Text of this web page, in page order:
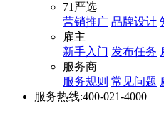
71严选
营销推广 品牌设计
雇主
新手入门 发布任务
服务商
服务规则 常见问题
服务热线:400-021-4000